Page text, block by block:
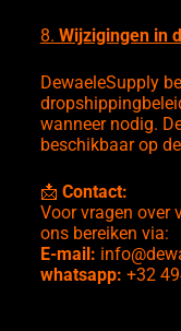
8. Wijzigingen in
DewaeleSupply
wanneer nodig.
beschikbaar op
📩 Contact:
Voor vragen over
ons bereiken via:
E-mail:
whatsapp: +32